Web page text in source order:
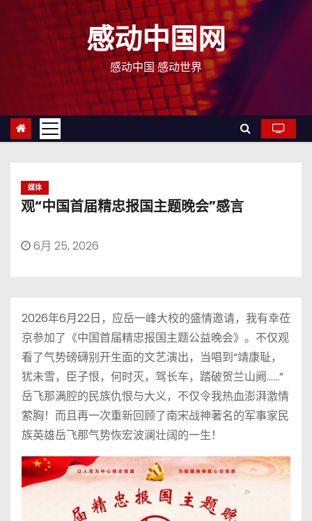
感动中国网
感动中国 感动世界
媒体
观“中国首届精忠报国主题晚会”感言
6月 25, 2026
2026年6月22日，应岳一峰大校的盛情邀请，我有幸莅
京参加了《中国首届精忠报国主题公益晚会》。不仅观
看了气势磅礴别开生面的文艺演出，当唱到“靖康耻，
犹未雪，臣子恨，何时灭，驾长车，踏破贺兰山阙……”
岳飞那满腔的民族仇恨与大义，不仅令我热血澎湃激情
萦胸！而且再一次重新回顾了南宋战神著名的军事家民
族英雄岳飞那气势恢宏波澜壮阔的一生！